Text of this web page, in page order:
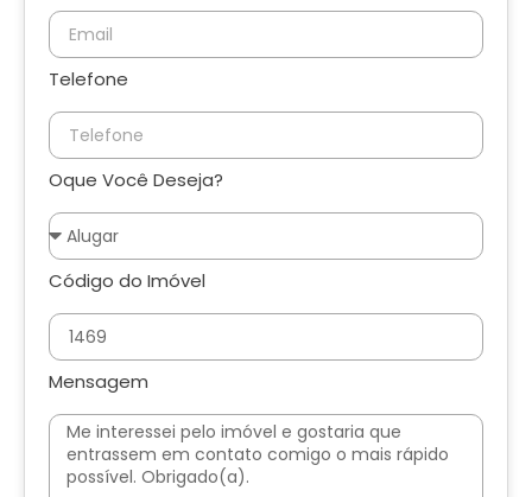
Telefone
Oque Você Deseja?
Código do Imóvel
Mensagem